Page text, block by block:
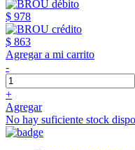
$ 978
$ 863
Agregar a mi carrito
-
+
Agregar
No hay suficiente stock